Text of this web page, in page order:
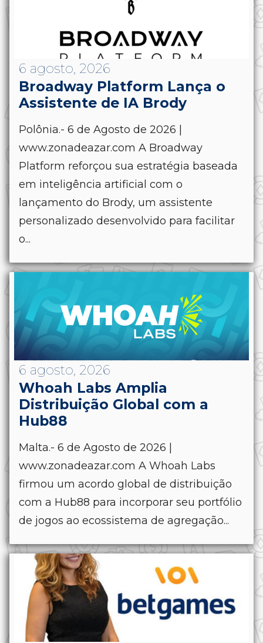
6 agosto, 2026
Broadway Platform Lança o
Assistente de IA Brody
Polônia.- 6 de Agosto de 2026 |
www.zonadeazar.com A Broadway
Platform reforçou sua estratégia baseada
em inteligência artificial com o
lançamento do Brody, um assistente
personalizado desenvolvido para facilitar
o...
6 agosto, 2026
Whoah Labs Amplia
Distribuição Global com a
Hub88
Malta.- 6 de Agosto de 2026 |
www.zonadeazar.com A Whoah Labs
firmou um acordo global de distribuição
com a Hub88 para incorporar seu portfólio
de jogos ao ecossistema de agregação...